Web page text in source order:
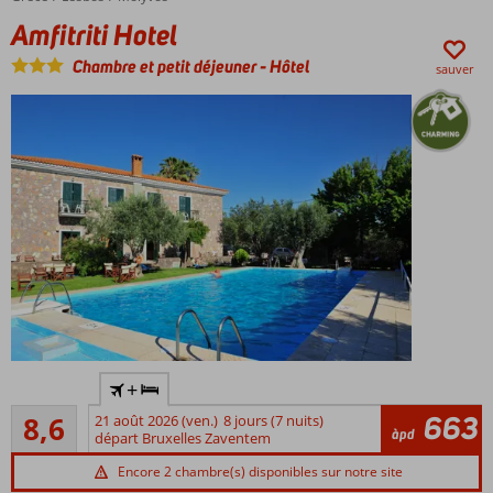
Un
incontournable
depuis des
années !
Amfitriti Hotel
Chambre et petit déjeuner-Hôtel sauver
Emplacement
calme dans la
ville de
Molyvos
piscine
8,6
Recommandé
59
commentaires
+
21 août 2026 (ven.) 8 jours (7 nuits)
départ Bruxelles Zaventem
àpd 663
Encore 2 chambre(s) disponibles sur notre site